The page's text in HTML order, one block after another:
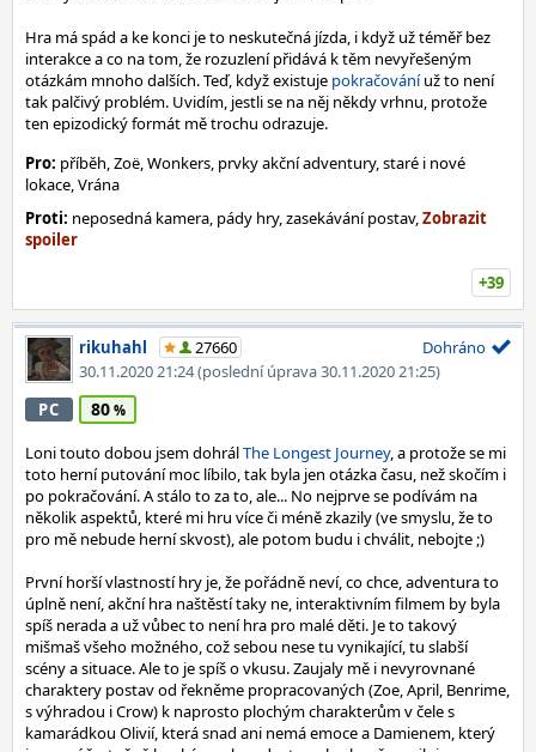
Hra má spád a ke konci je to neskutečná jízda, i když už téměř bez
interakce a co na tom, že rozuzlení přidává k těm nevyřešeným
otázkám mnoho dalších. Teď, když existuje pokračováníuž to není
tak palčivý problém. Uvidím, jestli se na něj někdy vrhnu, protože
ten epizodický formát mě trochu odrazuje.
Pro: příběh, Zoë, Wonkers, prvky akční adventury, staré i nové
lokace, Vrána
Proti: neposedná kamera, pády hry, zasekávání postav,
+39
rikuhahl
27660
30.11.2020 21:24(poslední úprava 30.11.2020 21:25)
Dohráno
PC 80
Loni touto dobou jsem dohrálThe Longest Journey, a protože se mi
toto herní putování moc líbilo, tak byla jen otázka času, než skočím i
po pokračování. A stálo to za to, ale... No nejprve se podívám na
několik aspektů, které mi hru více či méně zkazily (ve smyslu, že to
pro mě nebude herní skvost), ale potom budu i chválit, nebojte ;)
První horší vlastností hry je, že pořádně neví, co chce, adventura to
úplně není, akční hra naštěstí taky ne, interaktivním filmem by byla
spíš nerada a už vůbec to není hra pro malé děti. Je to takový
mišmaš všeho možného, což sebou nese tu vynikající, tu slabší
scény a situace. Ale to je spíš o vkusu. Zaujaly mě i nevyrovnané
charaktery postav od řekněme propracovaných (Zoe, April, Benrime,
s výhradou i Crow) k naprosto plochým charakterům v čele s
kamarádkou Olivií, která snad ani nemá emoce a Damienem, který